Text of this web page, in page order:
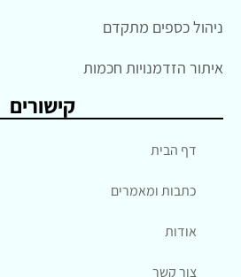
ניהול כספים מתקדם
איתור הזדמנויות חכמות
קישורים
דף הבית
כתבות ומאמרים
אודות
צור קשר